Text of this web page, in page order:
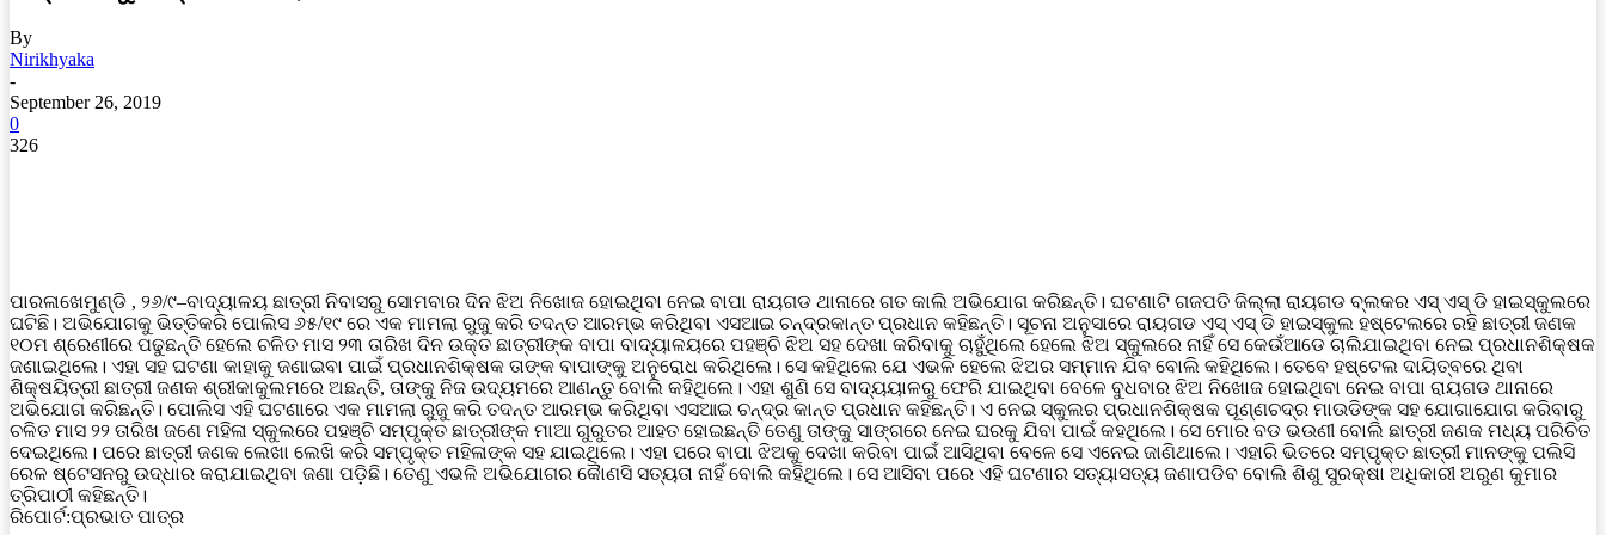
By
Nirikhyaka
-
September 26, 2019
0
326
ପାରଳାଖେମୁଣ୍ଡି , ୨୬/୯–ବାଦ୍ୟାଳୟ ଛାତ୍ରୀ ନିବାସରୁ ସୋମବାର ଦିନ ଝିଅ ନିଖୋଜ ହୋଇଥିବା ନେଇ ବାପା ରାୟଗଡ ଥାନାରେ ଗତ କାଲି ଅଭିଯୋଗ କରିଛନ୍ତି। ଘଟଣାଟି ଗଜପତି ଜିଲ୍ଲା ରାୟଗଡ ବ୍ଲକର ଏସ୍ ଏସ୍ ଡି ହାଇସ୍କୁଲରେ
ଘଟିଛି। ଅଭିଯୋଗକୁ ଭିତ୍ତିକରି ପୋଲିସ ୬୫/୧୯ ରେ ଏକ ମାମଲା ରୁଜୁ କରି ତଦନ୍ତ ଆରମ୍ଭ କରିଥିବା ଏସଆଇ ଚନ୍ଦ୍ରକାନ୍ତ ପ୍ରଧାନ କହିଛନ୍ତି। ସୂଚନା ଅନୁସାରେ ରାୟଗଡ ଏସ୍ ଏସ୍ ଡି ହାଇସ୍କୁଲ ହଷ୍ଟେଲରେ ରହି ଛାତ୍ରୀ ଜଣକ
୧୦ମ ଶ୍ରେଣୀରେ ପଢୁଛନ୍ତି ହେଲେ ଚଳିତ ମାସ ୨୩ ତାରିଖ ଦିନ ଉକ୍ତ ଛାତ୍ରୀଙ୍କ ବାପା ବାଦ୍ୟାଳୟରେ ପହଞ୍ଚି ଝିଅ ସହ ଦେଖା କରିବାକୁ ଚାହୁଁଥିଲେ ହେଲେ ଝିଅ ସ୍କୁଲରେ ନାହିଁ ସେ କେଉଁଆଡେ ଚାଲିଯାଇଥିବା ନେଇ ପ୍ରଧାନଶିକ୍ଷକ
ଜଣାଇଥିଲେ। ଏହା ସହ ଘଟଣା କାହାକୁ ଜଣାଇବା ପାଇଁ ପ୍ରଧାନଶିକ୍ଷକ ତାଙ୍କ ବାପାଙ୍କୁ ଅନୁରୋଧ କରିଥିଲେ। ସେ କହିଥିଲେ ଯେ ଏଭଳି ହେଲେ ଝିଅର ସମ୍ମାନ ଯିବ ବୋଲି କହିଥିଲେ। ତେବେ ହଷ୍ଟେଲ ଦାୟିତ୍ବରେ ଥିବା
ଶିକ୍ଷୟିତ୍ରୀ ଛାତ୍ରୀ ଜଣକ ଶ୍ରୀକାକୁଲମରେ ଅଛନ୍ତି, ତାଙ୍କୁ ନିଜ ଉଦ୍ୟମରେ ଆଣନ୍ତୁ ବୋଲି କହିଥିଲେ। ଏହା ଶୁଣି ସେ ବାଦ୍ୟୟାଳରୁ ଫେରି ଯାଇଥିବା ବେଳେ ବୁଧବାର ଝିଅ ନିଖୋଜ ହୋଇଥିବା ନେଇ ବାପା ରାୟଗଡ ଥାନାରେ
ଅଭିଯୋଗ କରିଛନ୍ତି। ପୋଲିସ ଏହି ଘଟଣାରେ ଏକ ମାମଲା ରୁଜୁ କରି ତଦନ୍ତ ଆରମ୍ଭ କରିଥିବା ଏସଆଇ ଚନ୍ଦ୍ର କାନ୍ତ ପ୍ରଧାନ କହିଛନ୍ତି। ଏ ନେଇ ସ୍କୁଲର ପ୍ରଧାନଶିକ୍ଷକ ପୂଣ୍ଣଚଦ୍ର ମାଉଡିଙ୍କ ସହ ଯୋଗାଯୋଗ କରିବାରୁ
ଚଳିତ ମାସ ୨୨ ତାରିଖ ଜଣେ ମହିଳା ସ୍କୁଲରେ ପହଞ୍ଚି ସମ୍ପୃକ୍ତ ଛାତ୍ରୀଙ୍କ ମାଆ ଗୁରୁତର ଆହତ ହୋଇଛନ୍ତି ତେଣୁ ତାଙ୍କୁ ସାଙ୍ଗରେ ନେଇ ଘରକୁ ଯିବା ପାଇଁ କହଥିଲେ। ସେ ମୋର ବଡ ଭଉଣୀ ବୋଲି ଛାତ୍ରୀ ଜଣକ ମଧ୍ୟ ପରିଚିତ
ଦେଇଥିଲେ। ପରେ ଛାତ୍ରୀ ଜଣକ ଲେଖା ଲେଖି କରି ସମ୍ପୃକ୍ତ ମହିଳାଙ୍କ ସହ ଯାଇଥିଲେ। ଏହା ପରେ ବାପା ଝିଅକୁ ଦେଖା କରିବା ପାଇଁ ଆସିଥିବା ବେଳେ ସେ ଏନେଇ ଜାଣିଥାଲେ। ଏହାରି ଭିତରେ ସମ୍ପୃକ୍ତ ଛାତ୍ରୀ ମାନଙ୍କୁ ପଲିସି
ରେଳ ଷ୍ଟେସନରୁ ଉଦ୍ଧାର କରାଯାଇଥିବା ଜଣା ପଡ଼ିଛି। ତେଣୁ ଏଭଳି ଅଭିଯୋଗର କୈାଣସି ସତ୍ୟତା ନାହିଁ ବୋଲି କହିଥିଲେ। ସେ ଆସିବା ପରେ ଏହି ଘଟଣାର ସତ୍ୟାସତ୍ୟ ଜଣାପଡିବ ବୋଲି ଶିଶୁ ସୁରକ୍ଷା ଅଧିକାରୀ ଅରୁଣ କୁମାର
ତ୍ରିପାଠୀ କହିଛନ୍ତି।
ରିପୋର୍ଟ:ପ୍ରଭାତ ପାତ୍ର